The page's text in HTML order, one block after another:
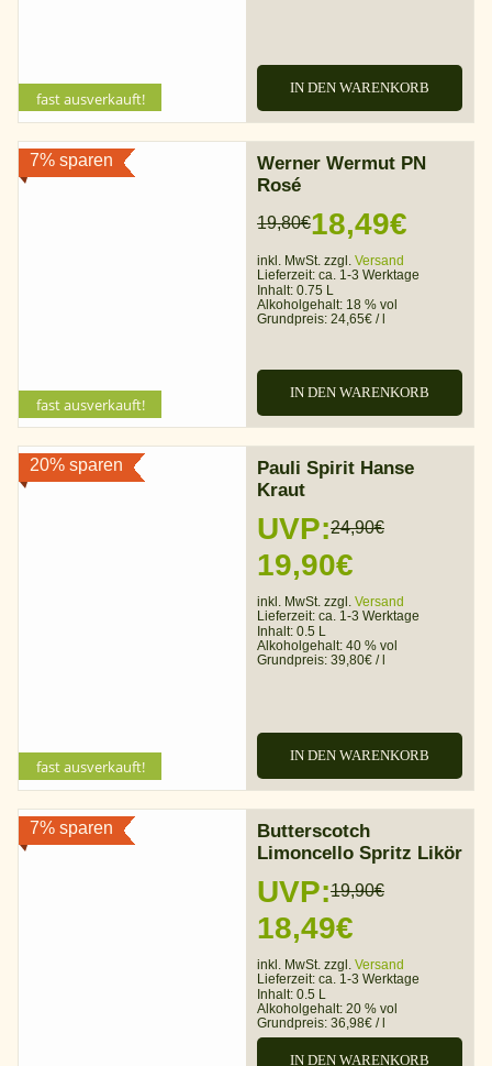
fast ausverkauft!
IN DEN WARENKORB
7% sparen
fast ausverkauft!
Werner Wermut PN
Rosé
19,80€
Ursprünglicher
Preis
war:
18,49€
Aktueller
Preis
ist:
inkl. MwSt. zzgl. Versand
Lieferzeit: ca. 1-3 Werktage
Inhalt: 0.75 L
Alkoholgehalt: 18 % vol
Grundpreis: 24,65€ /l
IN DEN WARENKORB
20% sparen
fast ausverkauft!
Pauli Spirit Hanse
Kraut
UVP:24,90€
Ursprünglicher
Preis
war:
24,90€
19,90€
Aktueller
Preis
ist:
19,90€.
inkl. MwSt. zzgl. Versand
Lieferzeit: ca. 1-3 Werktage
Inhalt: 0.5 L
Alkoholgehalt: 40 % vol
Grundpreis: 39,80€ /l
IN DEN WARENKORB
7% sparen
Butterscotch
Limoncello Spritz Likör
UVP:19,90€
Ursprünglicher
Preis
war:
19,90€
18,49€
Aktueller
Preis
ist:
18,49€.
inkl. MwSt. zzgl. Versand
Lieferzeit: ca. 1-3 Werktage
Inhalt: 0.5 L
Alkoholgehalt: 20 % vol
Grundpreis: 36,98€ /
IN DEN WARENKORB